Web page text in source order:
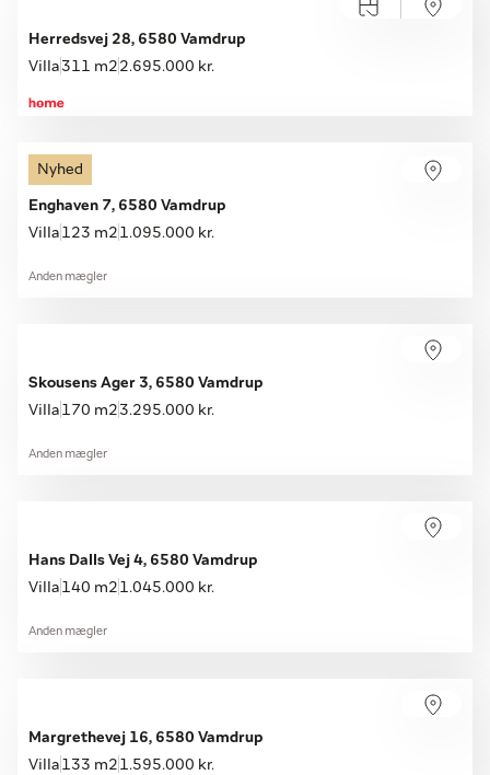
Herredsvej 28, 6580 Vamdrup
Villa 311 m2 2.695.000 kr.
Nyhed
Enghaven 7, 6580 Vamdrup
Villa 123 m2 1.095.000 kr.
Anden mægler
Skousens Ager 3, 6580 Vamdrup
Villa 170 m2 3.295.000 kr.
Anden mægler
Hans Dalls Vej 4, 6580 Vamdrup
Villa 140 m2 1.045.000 kr.
Anden mægler
Margrethevej 16, 6580 Vamdrup
Villa 133 m2 1.595.000 kr.